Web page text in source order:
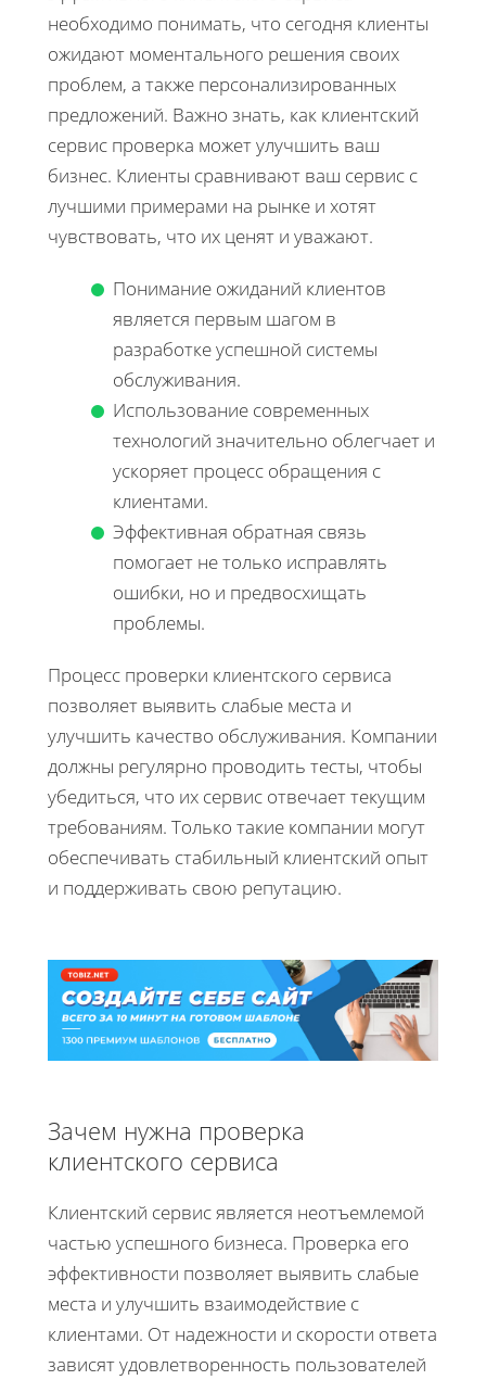
необходимо понимать, что сегодня клиенты
ожидают моментального решения своих
проблем, а также персонализированных
предложений. Важно знать, как клиентский
сервис проверка может улучшить ваш
бизнес. Клиенты сравнивают ваш сервис с
лучшими примерами на рынке и хотят
чувствовать, что их ценят и уважают.
Понимание ожиданий клиентов
является первым шагом в
разработке успешной системы
обслуживания.
Использование современных
технологий значительно облегчает и
ускоряет процесс обращения с
клиентами.
Эффективная обратная связь
помогает не только исправлять
ошибки, но и предвосхищать
проблемы.
Процесс проверки клиентского сервиса
позволяет выявить слабые места и
улучшить качество обслуживания. Компании
должны регулярно проводить тесты, чтобы
убедиться, что их сервис отвечает текущим
требованиям. Только такие компании могут
обеспечивать стабильный клиентский опыт
и поддерживать свою репутацию.
Зачем нужна проверка
клиентского сервиса
Клиентский сервис является неотъемлемой
частью успешного бизнеса. Проверка его
эффективности позволяет выявить слабые
места и улучшить взаимодействие с
клиентами. От надежности и скорости ответа
зависят удовлетворенность пользователей